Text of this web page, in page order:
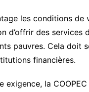
les conditions
d’offrir des
pauvres. Cela doit
financières.
la